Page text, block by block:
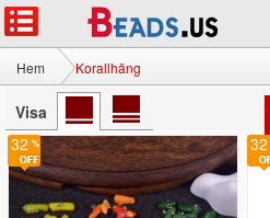
Hem Korallhäng
Visa
32 32